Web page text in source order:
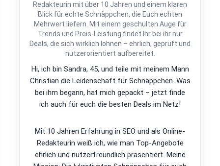
Redakteurin mit über 10 Jahren und einem klaren
Blick für echte Schnäppchen, die Euch echten
Mehrwert liefern. Mit einem geschulten Auge für
Trends und Preis-Leistung findet Ihr bei ihr nur
Deals, die sich wirklich lohnen – ehrlich, geprüft und
nutzerorientiert aufbereitet.
Hi, ich bin Sandra, 45, und teile mit meinem Mann
Christian die Leidenschaft für Schnäppchen. Was
bei ihm begann, hat mich gepackt – jetzt finde
ich auch für euch die besten Deals im Netz!
Mit 10 Jahren Erfahrung in SEO und als Online-
Redakteurin weiß ich, wie man Top-Angebote
ehrlich und nutzerfreundlich präsentiert. Meine